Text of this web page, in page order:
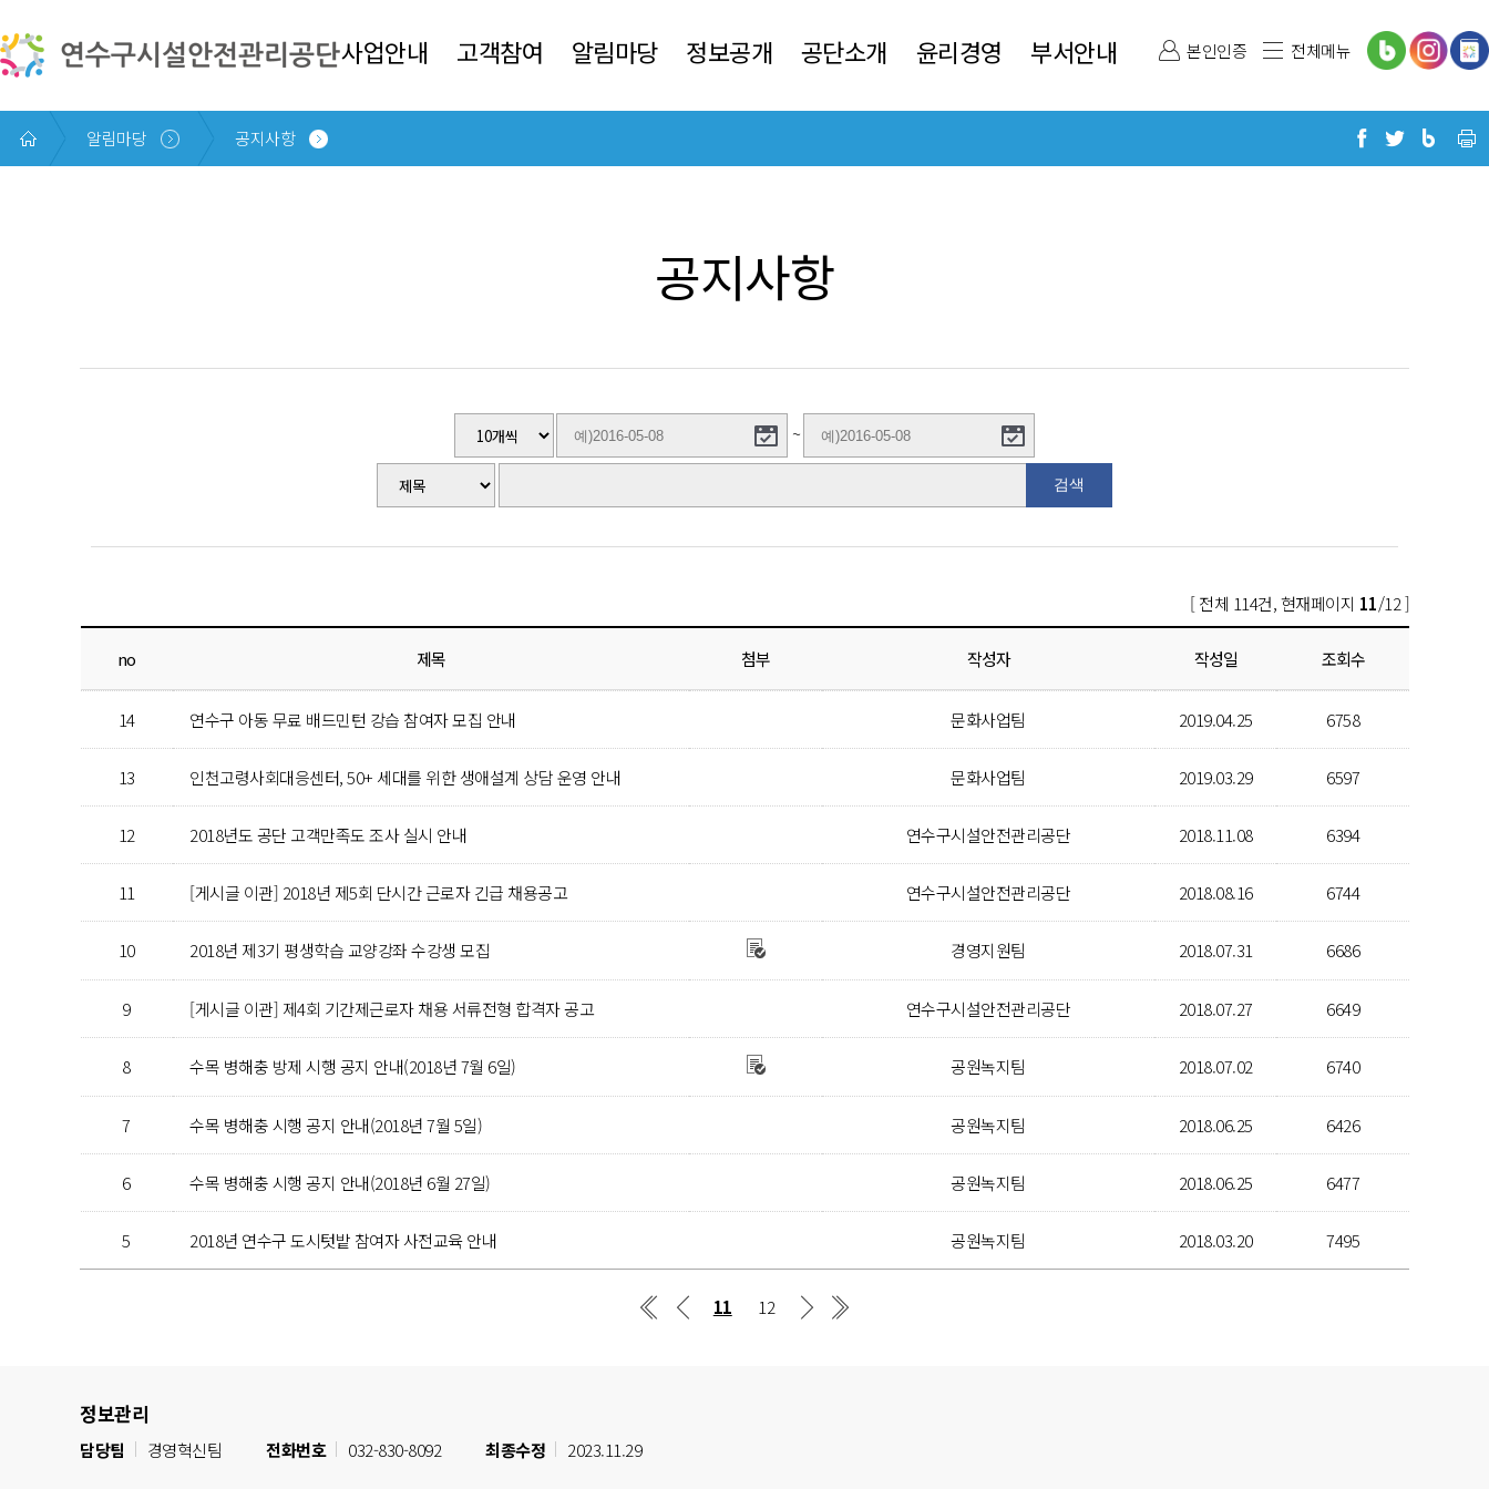
사업안내 고객참여 알림마당 정보공개 공단소개 윤리경영 부서안내 본인인증 전체메뉴
알림마당 공지사항
공지사항
~
[ 전체 114건, 현재페이지 11/12 ]
no 제목 첨부 작성자 작성일 조회수
14 연수구 아동 무료 배드민턴 강습 참여자 모집 안내 문화사업팀 2019.04.25 6758
13 인천고령사회대응센터, 50+ 세대를 위한 생애설계 상담 운영 안내 문화사업팀 2019.03.29 6597
12 2018년도 공단 고객만족도 조사 실시 안내 연수구시설안전관리공단 2018.11.08 6394
11 [게시글 이관] 2018년 제5회 단시간 근로자 긴급 채용공고 연수구시설안전관리공단 2018.08.16 6744
10 2018년 제3기 평생학습 교양강좌 수강생 모집 경영지원팀 2018.07.31 6686
9 [게시글 이관] 제4회 기간제근로자 채용 서류전형 합격자 공고 연수구시설안전관리공단 2018.07.27 6649
8 수목 병해충 방제 시행 공지 안내(2018년 7월 6일) 공원녹지팀 2018.07.02 6740
7 수목 병해충 시행 공지 안내(2018년 7월 5일) 공원녹지팀 2018.06.25 6426
6 수목 병해충 시행 공지 안내(2018년 6월 27일) 공원녹지팀 2018.06.25 6477
5 2018년 연수구 도시텃밭 참여자 사전교육 안내 공원녹지팀 2018.03.20 7495
11 12
정보관리
담당팀 경영혁신팀 전화번호 032-830-8092 최종수정 2023.11.29